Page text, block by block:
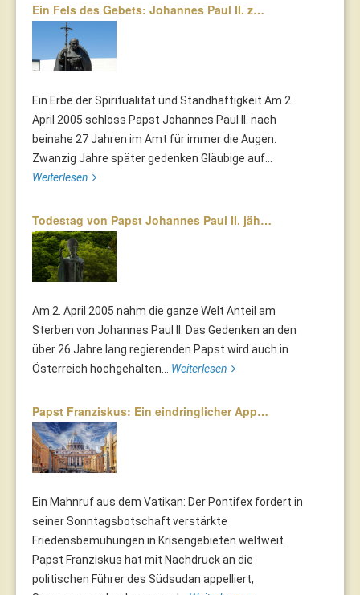
Ein Fels des Gebets: Johannes Paul II. z…
Ein Erbe der Spiritualität und Standhaftigkeit Am 2.
April 2005 schloss Papst Johannes Paul II. nach
beinahe 27 Jahren im Amt für immer die Augen.
Zwanzig Jahre später gedenken Gläubige auf...
Weiterlesen
Todestag von Papst Johannes Paul II. jäh…
Am 2. April 2005 nahm die ganze Welt Anteil am
Sterben von Johannes Paul II. Das Gedenken an den
über 26 Jahre lang regierenden Papst wird auch in
Österreich hochgehalten... Weiterlesen
Papst Franziskus: Ein eindringlicher App…
Ein Mahnruf aus dem Vatikan: Der Pontifex fordert in
seiner Sonntagsbotschaft verstärkte
Friedensbemühungen in Krisengebieten weltweit.
Papst Franziskus hat mit Nachdruck an die
politischen Führer des Südsudan appelliert,